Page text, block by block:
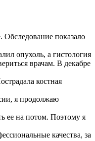
Обследование показало
опухоль, а гистология
врачам. В декабре
костная
я продолжаю
ее на потом. Поэтому я
качества, за